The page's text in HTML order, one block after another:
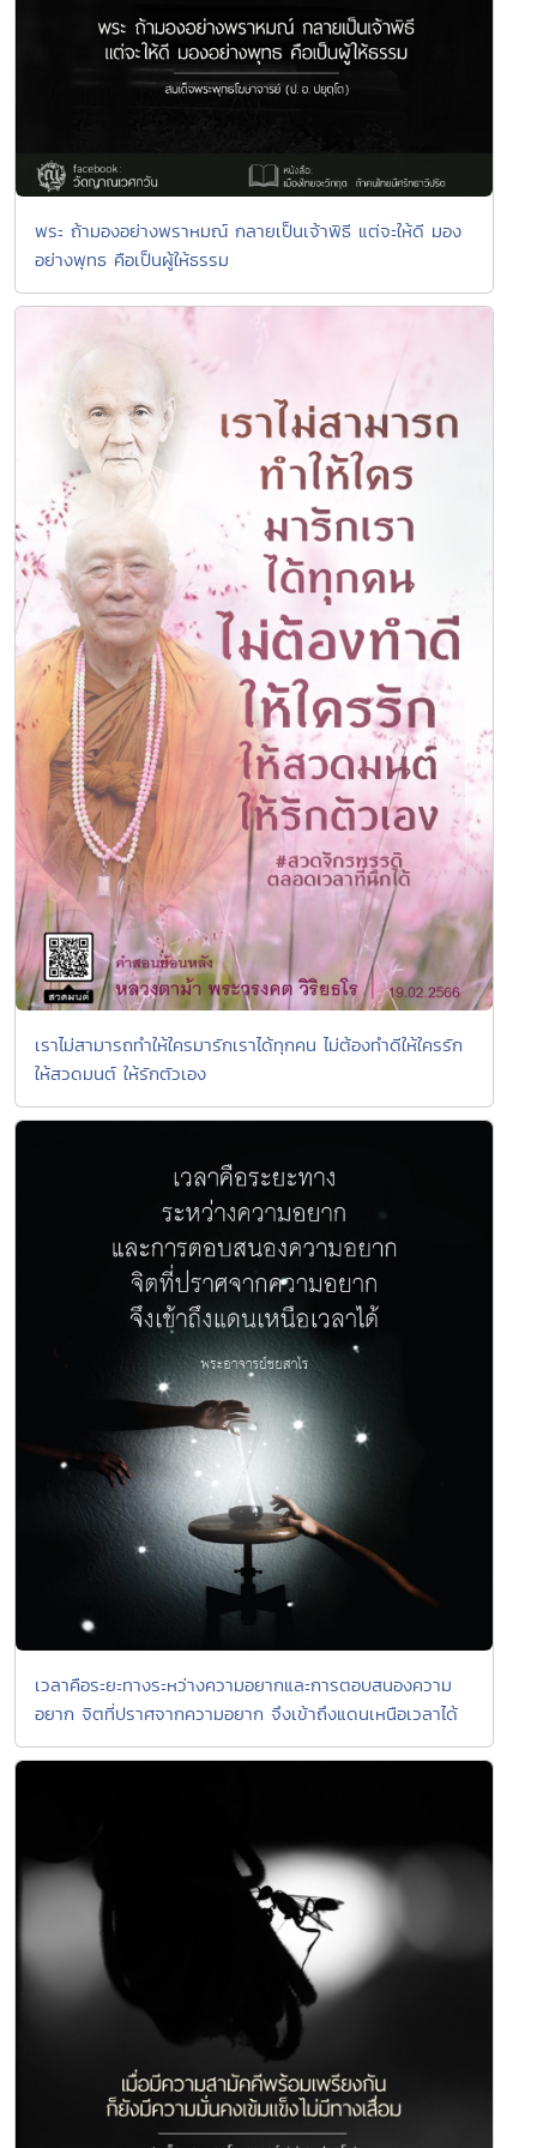
พระ ถ้ามองอย่างพราหมณ์ กลายเป็นเจ้าพิธี แต่จะให้ดี มอง
อย่างพุทธ คือเป็นผู้ให้ธรรม
เราไม่สามารถทำให้ใครมารักเราได้ทุกคน ไม่ต้องทำดีให้ใครรัก
ให้สวดมนต์ ให้รักตัวเอง
เวลาคือระยะทางระหว่างความอยากและการตอบสนองความ
อยาก จิตที่ปราศจากความอยาก จึงเข้าถึงแดนเหนือเวลาได้